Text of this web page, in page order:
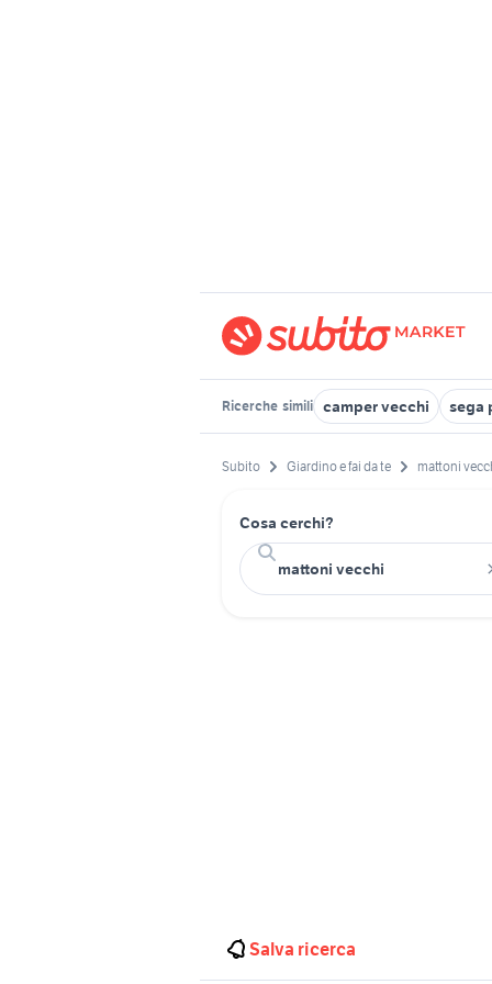
Ricerche simili camper vecchi sega
Subito Giardino e fai da te mattoni
Cosa cerchi?
Salva ricerca